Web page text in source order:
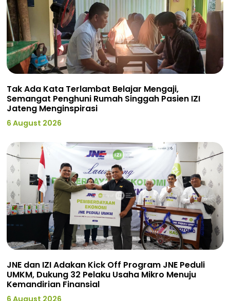
Tak Ada Kata Terlambat Belajar Mengaji,
Semangat Penghuni Rumah Singgah Pasien IZI
Jateng Menginspirasi
6 August 2026
JNE dan IZI Adakan Kick Off Program JNE Peduli
UMKM, Dukung 32 Pelaku Usaha Mikro Menuju
Kemandirian Finansial